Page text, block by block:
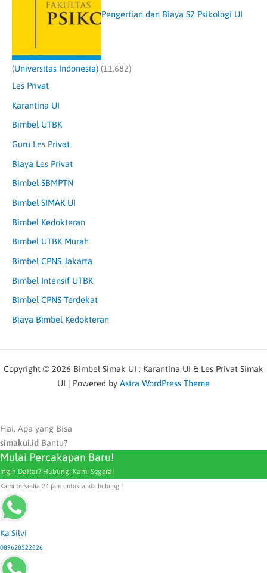
Pengertian dan Biaya S2 Psikologi UI
(Universitas Indonesia) (11,682)
Les Privat
Karantina UI
Bimbel UTBK
Guru Les Privat
Biaya Les Privat
Bimbel SBMPTN
Bimbel SIMAK UI
Bimbel Kedokteran
Bimbel UTBK Murah
Bimbel CPNS Jakarta
Bimbel Intensif UTBK
Bimbel CPNS Terdekat
Biaya Bimbel Kedokteran
Copyright © 2026 Bimbel Simak UI : Karantina UI & Les Privat Simak
UI | Powered by Astra WordPress Theme
Hai, Apa yang Bisa
simakui.id Bantu?
Mulai Percakapan Baru!
Ingin Daftar? Hubungi Kami Segera!
Kami tersedia 24 jam untuk anda hubungi!
Ka Silvi
089628522526